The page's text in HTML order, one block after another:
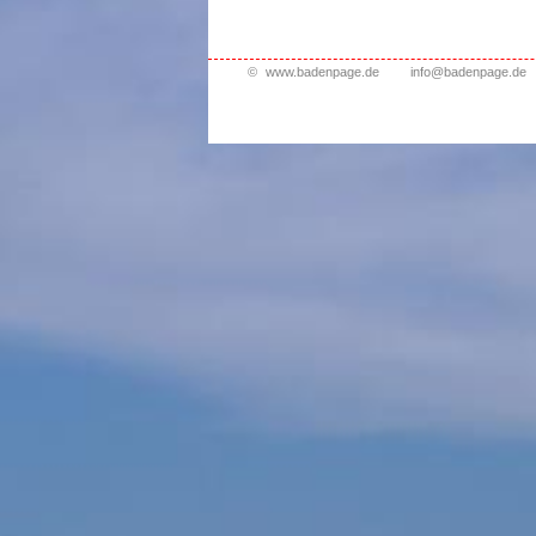
© www.badenpage.de info@badenpage.de